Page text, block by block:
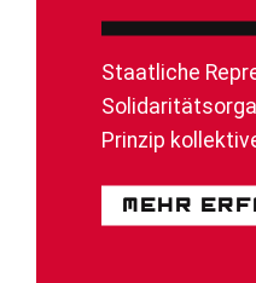
Staatliche
Prinzip
Mehr